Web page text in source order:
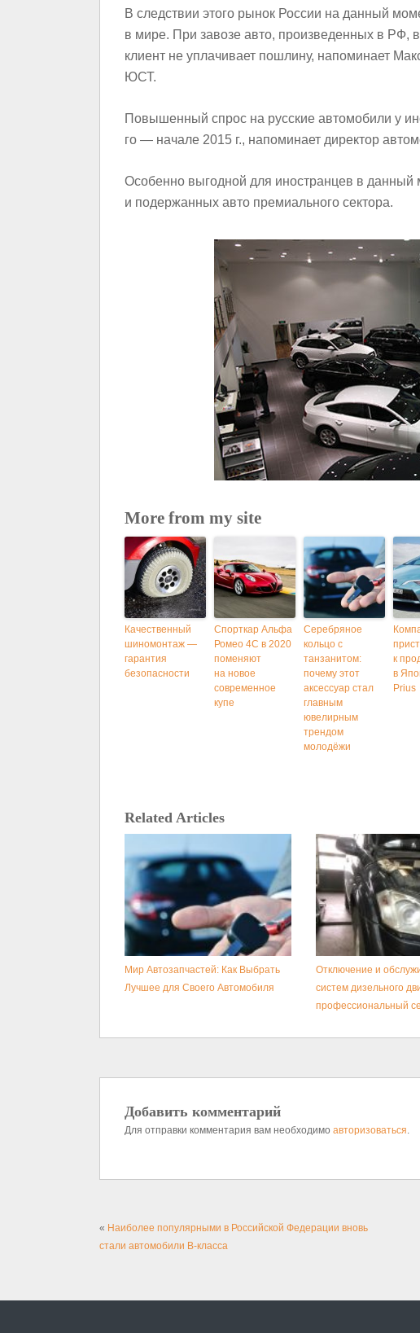
В следствии этого рынок России на данный
в мире. При завозе авто, произведенных в РФ,
клиент не уплачивает пошлину, напоминает
ЮСТ.
Повышенный спрос на русские автомобили у
го — начале 2015 г., напоминает директор
Особенно выгодной для иностранцев в данный
и подержанных авто премиального сектора.
More from my site
Качественный
шиномонтаж —
гарантия
безопасности
Спорткар Альфа
Ромео 4С в 2020
поменяют
на новое
современное
купе
Серебряное
кольцо с
танзанитом:
почему этот
аксессуар стал
главным
ювелирным
трендом
молодёжи
к
в
Prius
Related Articles
Мир Автозапчастей: Как Выбрать
Лучшее для Своего Автомобиля
Отключение и
систем дизельного
профессиональный
Добавить комментарий
Для отправки комментария вам необходимо авторизоваться.
« Наиболее популярными в Российской Федерации вновь
стали автомобили В-класса